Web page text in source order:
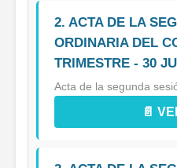
2. ACTA DE LA
ORDINARIA DEL
TRIMESTRE - 30
Acta de la segunda
📄